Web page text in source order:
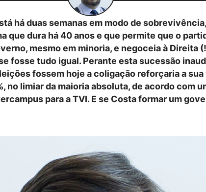
há duas semanas em modo de
que dura há 40 anos e que permite que o
mesmo em minoria, e negoceia à Direita
fosse tudo igual. Perante esta sucessão
fossem hoje a coligação reforçaria a
no limiar da maioria absoluta, de acordo com
para a TVI. E se Costa formar um